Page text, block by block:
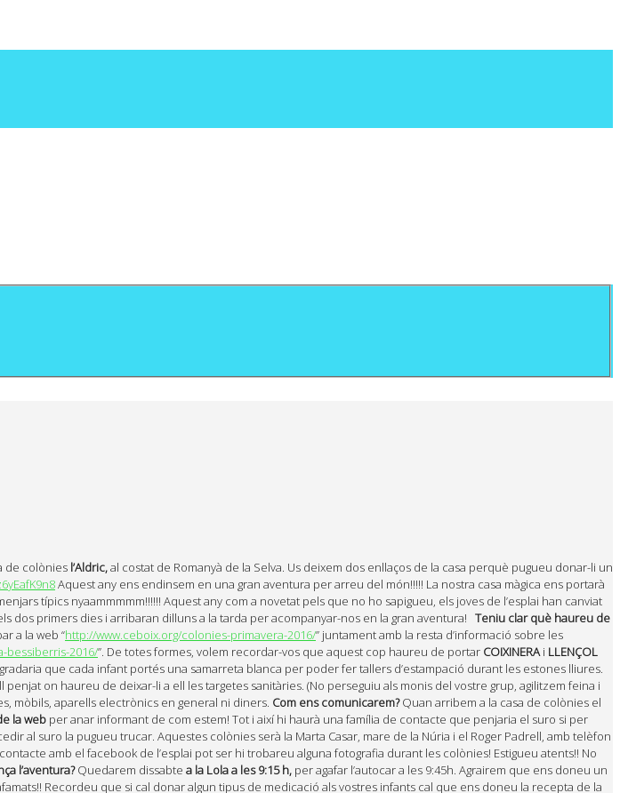
de colònies l’Aldric,al costat de Romanyà de la Selva. Us deixem dos enllaços de la casa perquè pugueu donar-li un
Aquest any ens endinsem en una gran aventura per arreu del món!!!!! La nostra casa màgica ens portarà
típics nyaammmmm!!!!!! Aquest any com a novetat pels que no ho sapigueu, els joves de l’esplai han canviat
dos primers dies i arribaran dilluns a la tarda per acompanyar-nos en la gran aventura! Teniu clar què haureu de
a la web “http://www.ceboix.org/colonies-primavera-2016/” juntament amb la resta d’informació sobre les
bessiberris-2016/”. De totes formes, volem recordar-vos que aquest cop haureu de portar COIXINERAi LLENÇOL
que cada infant portés una samarreta blanca per poder fer tallers d’estampació durant les estones lliures.
on haureu de deixar-li a ell les targetes sanitàries. (No perseguiu als monis del vostre grup, agilitzem feina i
mòbils, aparells electrònics en general ni diners. Com ens comunicarem?Quan arribem a la casa de colònies el
la web per anar informant de com estem! Tot i així hi haurà una família de contacte que penjaria el suro si per
al suro la pugueu trucar. Aquestes colònies serà la Marta Casar, mare de la Núria i el Roger Padrell, amb telèfon
amb el facebook de l’esplai pot ser hi trobareu alguna fotografia durant les colònies! Estigueu atents!! No
l’aventura?Quedarem dissabte a la Lola a les 9:15 h, per agafar l’autocar a les 9:45h. Agrairem que ens doneu un
Recordeu que si cal donar algun tipus de medicació als vostres infants cal que ens doneu la recepta de la